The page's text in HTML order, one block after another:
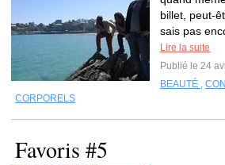
billet, peut-
sais pas
Lire la suite
Publié le 24
BEAUTÉ ,
CORPORELS
Favoris #5